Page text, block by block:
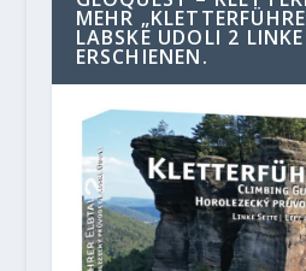
MEHR
LABSKE UDOLI 2 LINKE
ERSCHIENEN.